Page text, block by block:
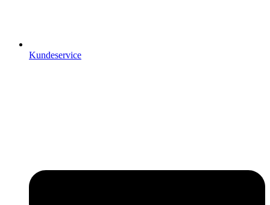
Kundeservice